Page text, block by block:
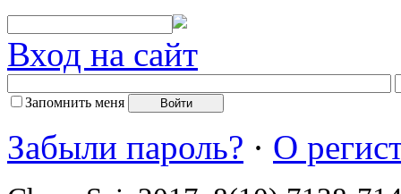
Вход на сайт
Запомнить меня
Забыли пароль? · О